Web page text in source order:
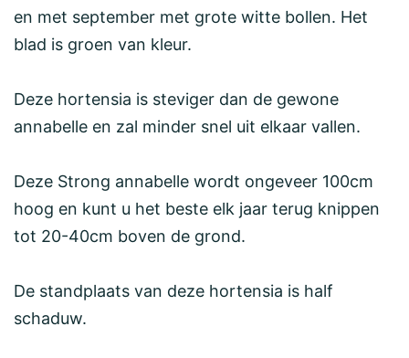
en met september met grote witte bollen. Het
blad is groen van kleur.
Deze hortensia is steviger dan de gewone
annabelle en zal minder snel uit elkaar vallen.
Deze Strong annabelle wordt ongeveer 100cm
hoog en kunt u het beste elk jaar terug knippen
tot 20-40cm boven de grond.
De standplaats van deze hortensia is half
schaduw.